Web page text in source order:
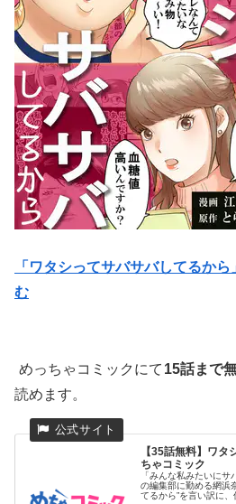
「ワタシってサバサバしてるか
む
めっちゃコミックにて 15話まで
読めます。
【35話無料】ワ
ちゃコミック
「みんな私みたいに
の編集部に勤める網浜
てるから”を言い訳に